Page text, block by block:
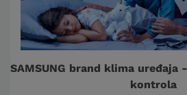
SAMSUNG brand klima uređaja
kontrola